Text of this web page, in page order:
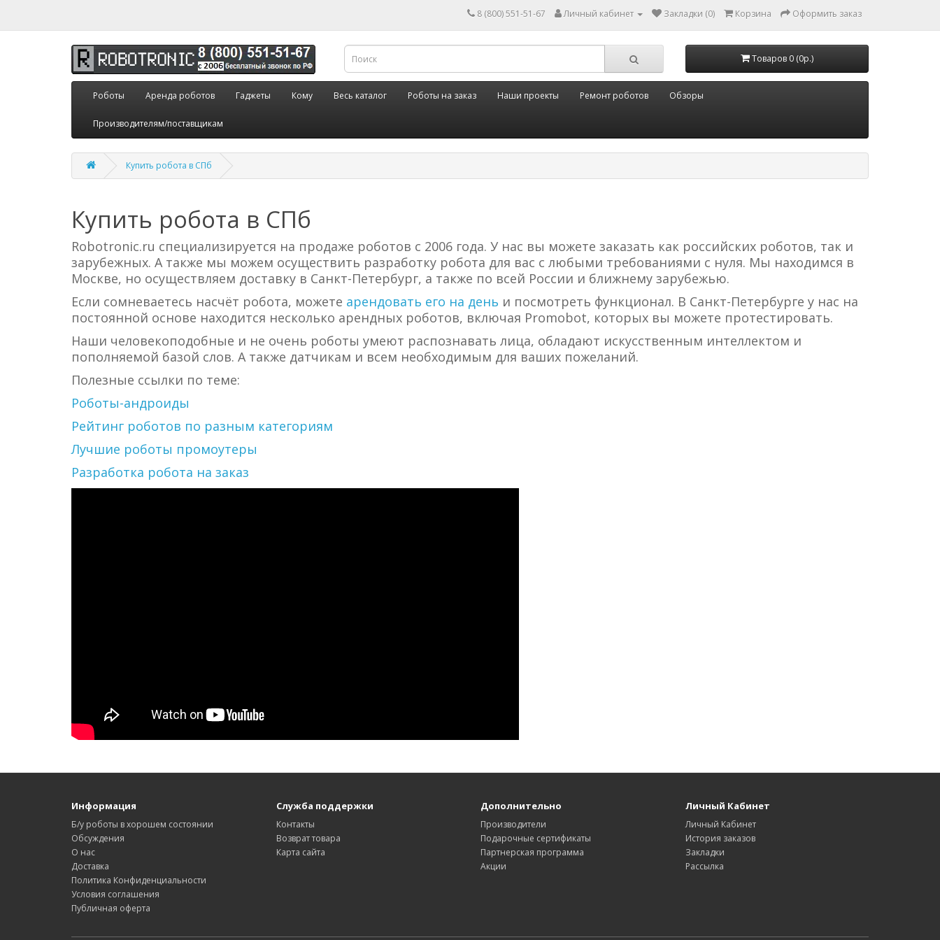
8 (800) 551-51-67 Личный кабинет Закладки (0) Корзина Оформить заказ
Товаров 0 (0р.)
Роботы Аренда роботов Гаджеты Кому Весь каталог Роботы на заказ Наши проекты Ремонт роботов Обзоры
Производителям/поставщикам
Купить робота в СПб
Купить робота в СПб
Robotronic.ru специализируется на продаже роботов с 2006 года. У нас вы можете заказать как российских роботов, так и
зарубежных. А также мы можем осуществить разработку робота для вас с любыми требованиями с нуля. Мы находимся в
Москве, но осуществляем доставку в Санкт-Петербург, а также по всей России и ближнему зарубежью.
Если сомневаетесь насчёт робота, можете арендовать его на день и посмотреть функционал. В Санкт-Петербурге у нас на
постоянной основе находится несколько арендных роботов, включая Promobot, которых вы можете протестировать.
Наши человекоподобные и не очень роботы умеют распознавать лица, обладают искусственным интеллектом и
пополняемой базой слов. А также датчикам и всем необходимым для ваших пожеланий.
Полезные ссылки по теме:
Роботы-андроиды
Рейтинг роботов по разным категориям
Лучшие роботы промоутеры
Разработка робота на заказ
Информация
Б/у роботы в хорошем состоянии
Обсуждения
О нас
Доставка
Политика Конфиденциальности
Условия соглашения
Публичная оферта
Служба поддержки
Контакты
Возврат товара
Карта сайта
Дополнительно
Производители
Подарочные сертификаты
Партнерская программа
Акции
Личный Кабинет
Личный Кабинет
История заказов
Закладки
Рассылка